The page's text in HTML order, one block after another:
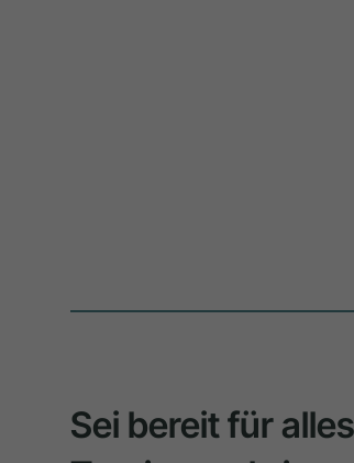
Sei bereit für